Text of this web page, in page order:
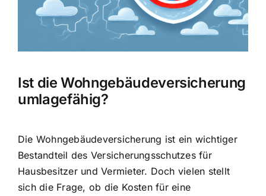
Hausratversicherung
Berufsunfähigkeitsversicherung
Weitere Tarifvergleiche
Ist die Wohngebäudeversicherung
umlagefähig?
Die Wohngebäudeversicherung ist ein wichtiger
Bestandteil des Versicherungsschutzes für
Hausbesitzer und Vermieter. Doch vielen stellt
sich die Frage, ob die Kosten für eine